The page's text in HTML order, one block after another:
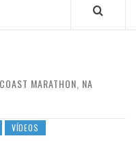
MARATHON, NA
VÍDEOS